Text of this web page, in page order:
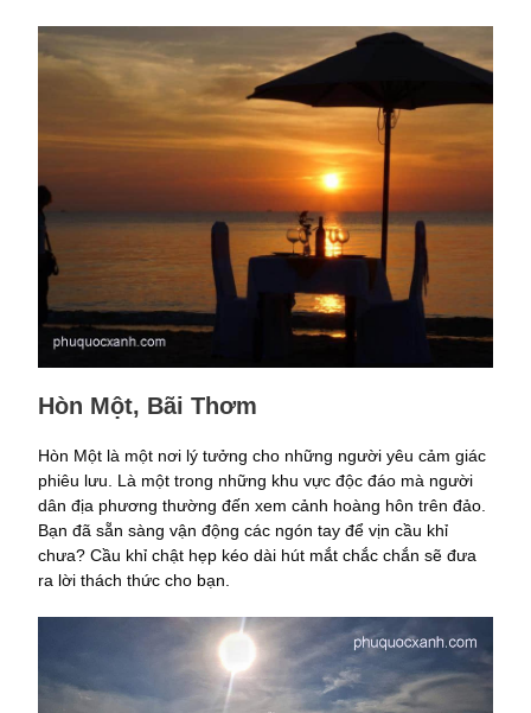
Hòn Một, Bãi Thơm
Hòn Một là một nơi lý tưởng cho những người yêu cảm giác
phiêu lưu. Là một trong những khu vực độc đáo mà người
dân địa phương thường đến xem cảnh hoàng hôn trên đảo.
Bạn đã sẵn sàng vận động các ngón tay để vịn cầu khỉ
chưa? Cầu khỉ chật hẹp kéo dài hút mắt chắc chắn sẽ đưa
ra lời thách thức cho bạn.